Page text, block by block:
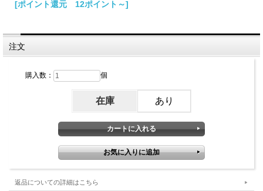
[ポイント還元 12ポイント～]
注文
購入数： 個
在庫 あり
返品についての詳細はこちら